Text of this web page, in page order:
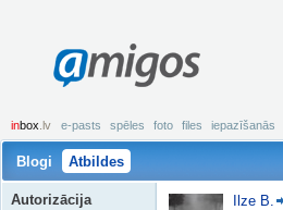
amigos
inbox .lv e-pasts spēles foto files iepazīšanās
Blogi Atbildes
Ilze B.
Autorizācija